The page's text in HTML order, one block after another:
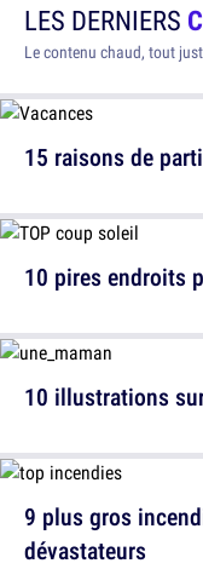
LES DERNIERS
Le contenu chaud, tout
15 raisons de
10 illustrations
10 pires endroits
9 plus gros
dévastateurs